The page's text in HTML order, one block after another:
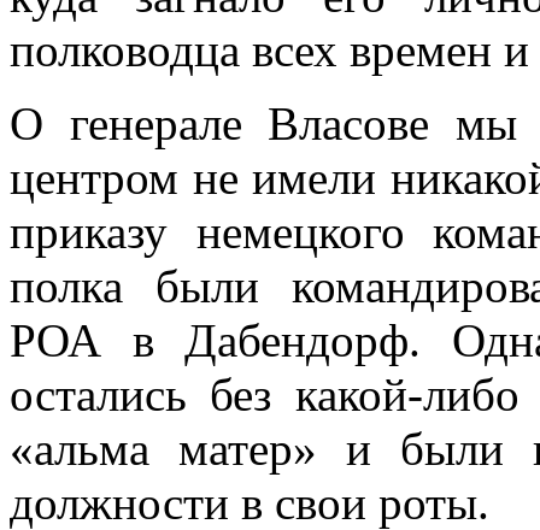
полководца всех времен
О генерале Власове
центром не имели
приказу немецкого
полка были
РОА в Дабендорф.
остались без какой-
«альма матер» и были
должности в свои роты.